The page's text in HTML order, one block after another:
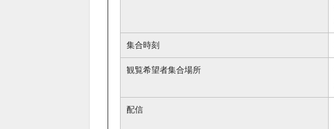
集合時刻
観覧希望者集合場所
配信